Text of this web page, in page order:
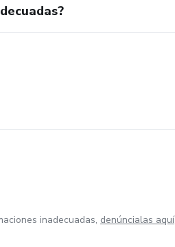
inadecuadas, denúncialas aquí